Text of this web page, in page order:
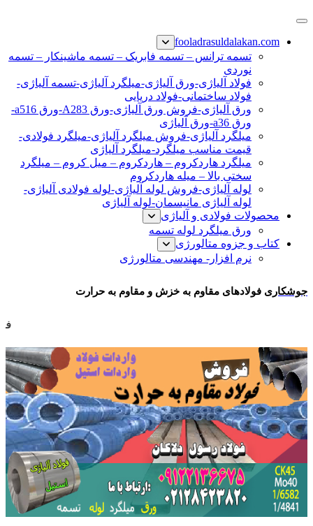
پرش
محتوا
نبشی فولادی-ناودانی فولادی-قیمت ورق-قیمت فولاد
fooladrasuldalakan.com
تسمه ترانس – تسمه فابریک – تسمه ماشینکار – تسمه
نوردی
فولاد آلیاژی-ورق آلیاژی-میلگرد آلیاژی-تسمه آلیاژی-
فولاد ساختمانی-فولاد دریایی
ورق آلیاژی-فروش ورق آلیاژی-ورق A283-ورق a516-
ورق a36-ورق آلیاژی
میلگرد آلیاژی-فروش میلگرد آلیاژی-میلگرد فولادی-
قیمت مناسب میلگرد-میلگرد آلیاژی
میلگرد هاردکروم – هاردکروم – میل کروم – میلگرد
سختی بالا – میله هاردکروم
لوله آلیاژی-فروش لوله آلیاژی-لوله فولادی آلیاژی-
لوله آلیاژی مانیسمان-لوله آلیاژی
محصولات فولادی و آلیاژی
ورق میلگرد لوله تسمه
کتاب و جزوه متالورژی
نرم افزار- مهندسی متالورژی
جوشکاری فولادهای مقاوم به خزش و مقاوم به حرارت
فروش فولاد نورد